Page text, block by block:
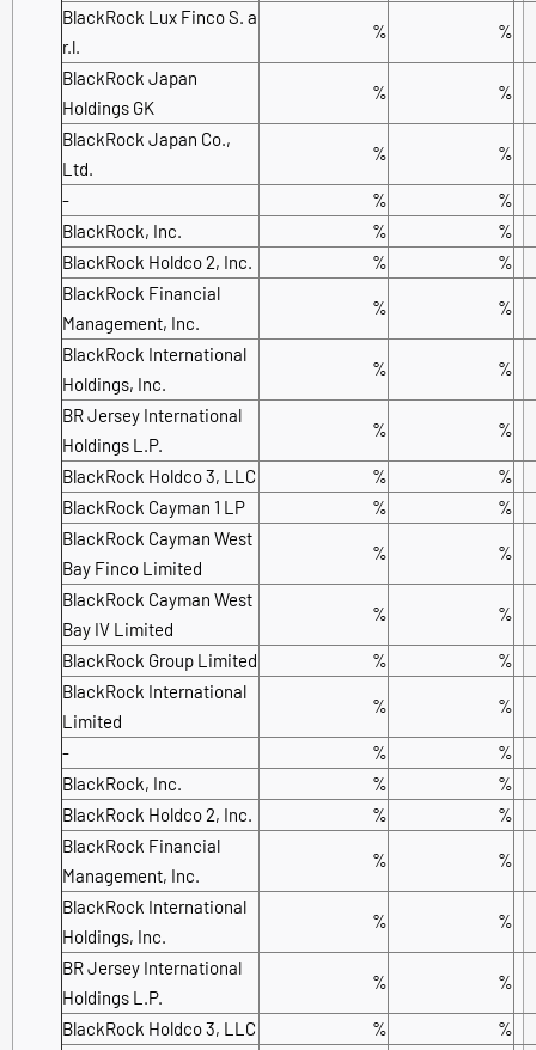
BlackRock Lux Finco S. a
r.l.
% %
BlackRock Japan
Holdings GK
% %
BlackRock Japan Co.,
Ltd.
% %
- %
%
BlackRock, Inc.
%
%
BlackRock Holdco 2, Inc.
%
%
BlackRock Financial
Management, Inc.
% %
BlackRock International
Holdings, Inc.
% %
BR Jersey International
Holdings L.P.
% %
BlackRock Holdco 3, LLC %
%
BlackRock Cayman 1 LP
%
%
BlackRock Cayman West
Bay Finco Limited
% %
BlackRock Cayman West
Bay IV Limited
% %
BlackRock Group Limited %
%
BlackRock International
Limited
% %
- %
%
BlackRock, Inc.
%
%
BlackRock Holdco 2, Inc.
%
%
BlackRock Financial
Management, Inc.
% %
BlackRock International
Holdings, Inc.
% %
BR Jersey International
Holdings L.P.
% %
BlackRock Holdco 3, LLC %
%